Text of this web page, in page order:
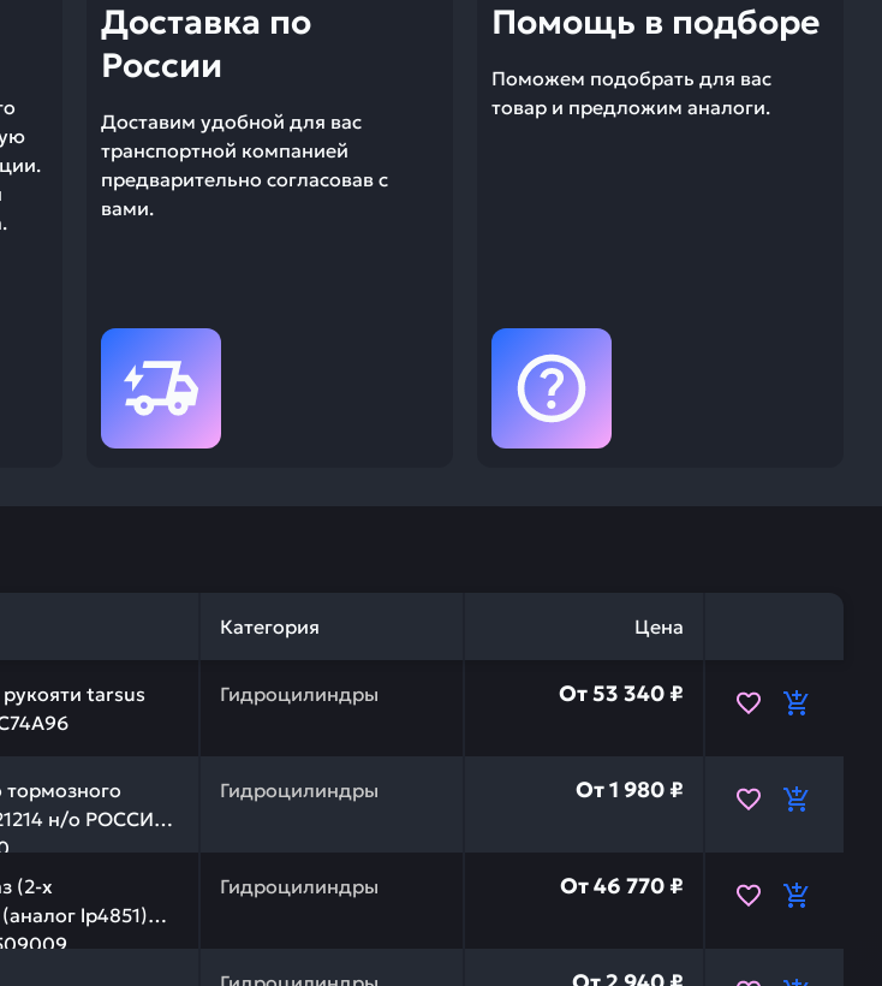
Доставка по
России
Доставим удобной для вас
транспортной компанией
предварительно согласовав с
вами.
Помощь в подборе
Поможем подобрать для вас
товар и предложим аналоги.
Категория Цена
tarsus
Гидроцилиндры
подбор. Гидроцилиндр рукояти tarsus (elaz) РОССИЯ C74A96 — это
От53 340 ₽
тормозного
н/о РОССИЯ
Гидроцилиндры
подбор. Бачок главного тормозного цилиндра ваз 21214 н/о РОССИЯ
От1 980 ₽
(2-х
lр4851)
Гидроцилиндры
подбор. Компрессор маз (2-х цилиндровый) (аналог lр4851) РОССИЯ
От46 770 ₽
подбор. Гидроцилиндр мтз универсальный отверстия в одной/разных